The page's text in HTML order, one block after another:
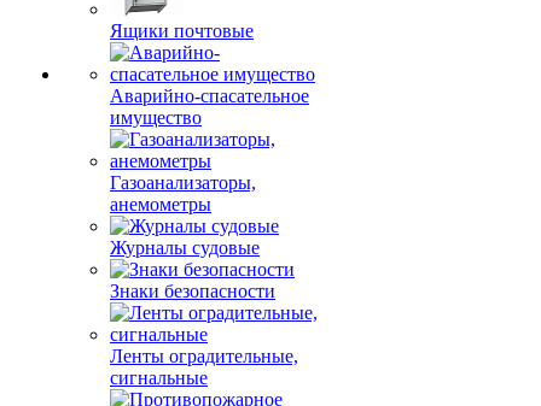
Тележки, тачки
Швабры, щетки, совки
Ящики почтовые
Аварийно-спасательное
имущество
Газоанализаторы,
анемометры
Журналы судовые
Знаки безопасности